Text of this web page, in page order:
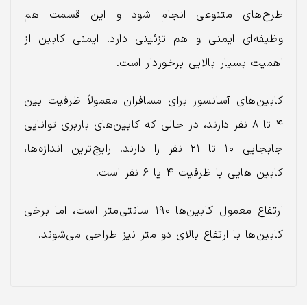
طرح‌های متنوعی انجام شود و این قسمت هم
وظیفه‌ای ایمنی و هم تزئینی دارد. ایمنی کابین از
اهمیت بسیار بالایی برخوردار است.
کابین‌های آسانسور برای مسافران معمولاً ظرفیت بین
۴ تا ۸ نفر دارند، در حالی که کابین‌های باربری توانایی
جابجایی ۱۰ تا ۲۱ نفر را دارند. رایج‌ترین اندازه‌ها،
کابین‌ هایی با ظرفیت ۴ یا ۶ نفر است.
ارتفاع معمول کابین‌ها ۱۹۰ سانتی‌متر است، اما برخی
کابین‌ها با ارتفاع بالای دو متر نیز طراحی می‌شوند.